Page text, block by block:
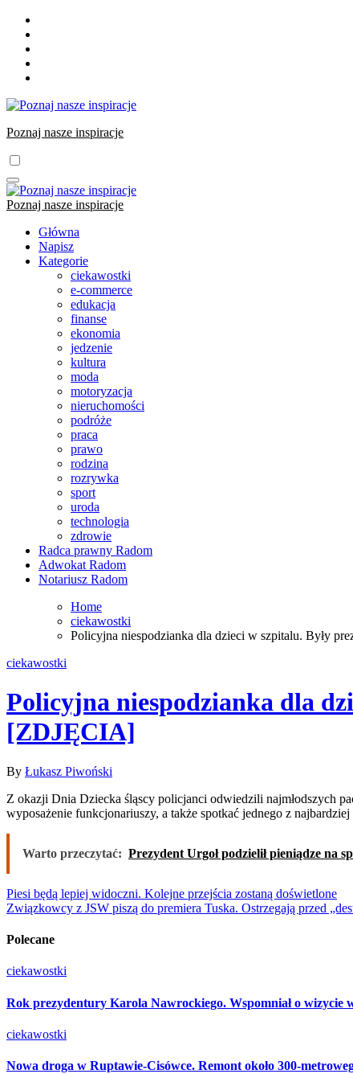
Skip
content
Poznaj nasze inspiracje
Poznaj nasze inspiracje
Główna
Napisz
Kategorie
ciekawostki
e-commerce
edukacja
finanse
ekonomia
jedzenie
kultura
moda
motoryzacja
nieruchomości
podróże
praca
prawo
rodzina
rozrywka
sport
uroda
technologia
zdrowie
Radca prawny Radom
Adwokat Radom
Notariusz Radom
Home
ciekawostki
Policyjna niespodzianka dla dzieci w szpitalu. Były
ciekawostki
Policyjna niespodzianka dla
[ZDJĘCIA]
By Łukasz Piwoński
Z okazji Dnia Dziecka śląscy policjanci odwiedzili najmłodszych pacjentów Górnośląskiego Centrum Zdrowia Dziecka w Katowicach. Podczas spotkania dzieci mogły poznać kulisy policyjnej służby, obejrzeć
wyposażenie funkcjonariuszy, a także spotkać jednego z
Warto przeczytać: Prezydent Urgoł podzielił pieniądze na
Nawigacja
wpisu
Piesi będą lepiej widoczni. Kolejne przejścia zostaną doświetlone
Związkowcy z JSW piszą do premiera Tuska. Ostrzegają przed
Polecane
ciekawostki
Rok prezydentury Karola Nawrockiego. Wspomniał o
ciekawostki
Nowa droga w Ruptawie-Cisówce. Remont około 300-